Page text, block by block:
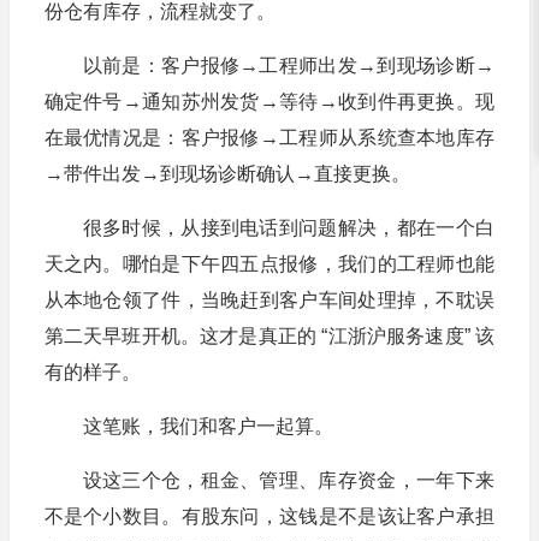
份仓有库存，流程就变了。
以前是：客户报修→工程师出发→到现场诊断→
确定件号→通知苏州发货→等待→收到件再更换。现
在最优情况是：客户报修→工程师从系统查本地库存
→带件出发→到现场诊断确认→直接更换。
很多时候，从接到电话到问题解决，都在一个白
天之内。哪怕是下午四五点报修，我们的工程师也能
从本地仓领了件，当晚赶到客户车间处理掉，不耽误
第二天早班开机。这才是真正的 “江浙沪服务速度” 该
有的样子。
这笔账，我们和客户一起算。
设这三个仓，租金、管理、库存资金，一年下来
不是个小数目。有股东问，这钱是不是该让客户承担